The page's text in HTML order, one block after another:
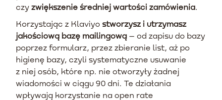
czy zwiększenie średniej wartości zamówienia.
Korzystając z Klaviyo stworzysz i utrzymasz
jakościową bazę mailingową – od zapisu do bazy
poprzez formularz, przez zbieranie list, aż po
higienę bazy, czyli systematyczne usuwanie
z niej osób, które np. nie otworzyły żadnej
wiadomości w ciągu 90 dni. Te działania
wpływają korzystanie na open rate